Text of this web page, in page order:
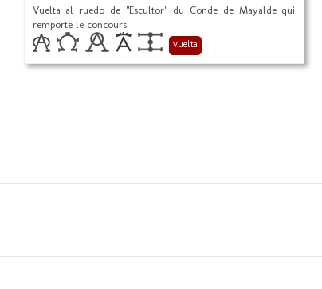
Vuelta al ruedo de "Escultor" du Conde de Mayalde qui
remporte le concours.
vuelta